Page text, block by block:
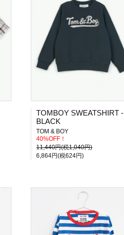
TOMBOY SWEATSHIRT -
BLACK
TOM & BOY
40%OFF！
11,440円(税1,040円)
6,864円(税624円)